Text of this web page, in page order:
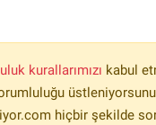
kurallarımızı kabul
hiçbir şekilde